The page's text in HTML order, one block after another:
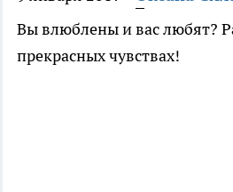
Вы влюблены и вас любят?
прекрасных чувствах!